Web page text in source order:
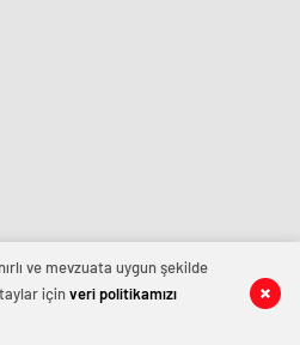
ve mevzuata uygun şekilde
içinveri politikamızı